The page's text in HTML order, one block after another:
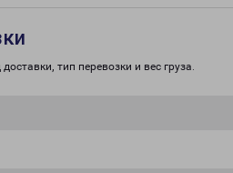
тип перевозки и вес груза.